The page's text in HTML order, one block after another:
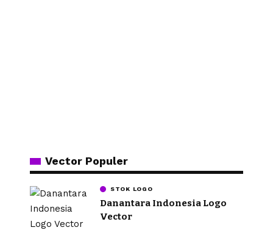
Vector Populer
STOK LOGO
Danantara Indonesia Logo
Vector